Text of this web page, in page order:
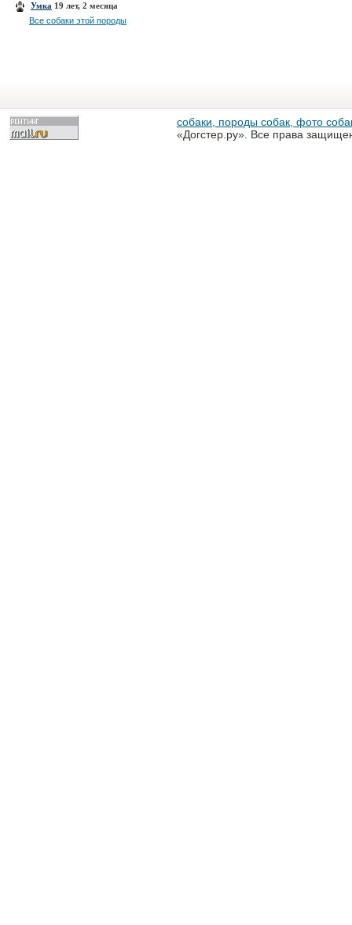
Умка 19 лет, 2 месяца
Все собаки этой породы
собаки, породы собак, фото
«Догстер.ру». Все права